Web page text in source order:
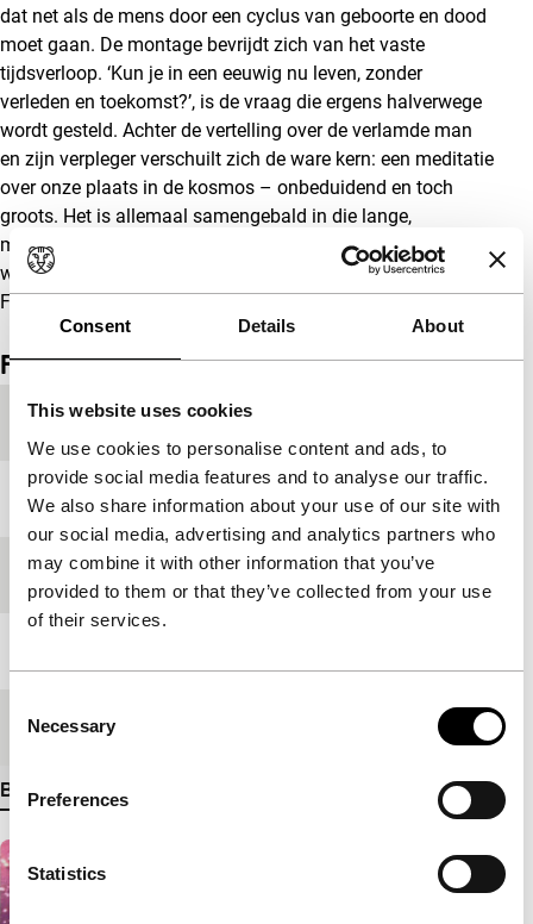
Consent Details About
This website uses cookies
We use cookies to personalise content and ads, to
provide social media features and to analyse our traffic.
We also share information about your use of our site with
our social media, advertising and analytics partners who
may combine it with other information that you’ve
provided to them or that they’ve collected from your use
of their services.
Selection
Necessary
Preferences
Statistics
dat net als de mens door een cyclus van geboorte en dood
moet gaan. De montage bevrijdt zich van het vaste
tijdsverloop. ‘Kun je in een eeuwig nu leven, zonder
verleden en toekomst?’, is de vraag die ergens halverwege
wordt gesteld. Achter de vertelling over de verlamde man
en zijn verpleger verschuilt zich de ware kern: een meditatie
over onze plaats in de kosmos – onbeduidend en toch
groots. Het is allemaal samengebald in die lange,
majestueuze opname van een geboorte.
Mundane History
werd ondersteund met een bijdrage uit het Hubert Bals
Fonds.
Film details
Productieland Thailand
Jaar 2009
Festivaleditie IFFR 2010
Medium/Formaat
Bekijk meer details